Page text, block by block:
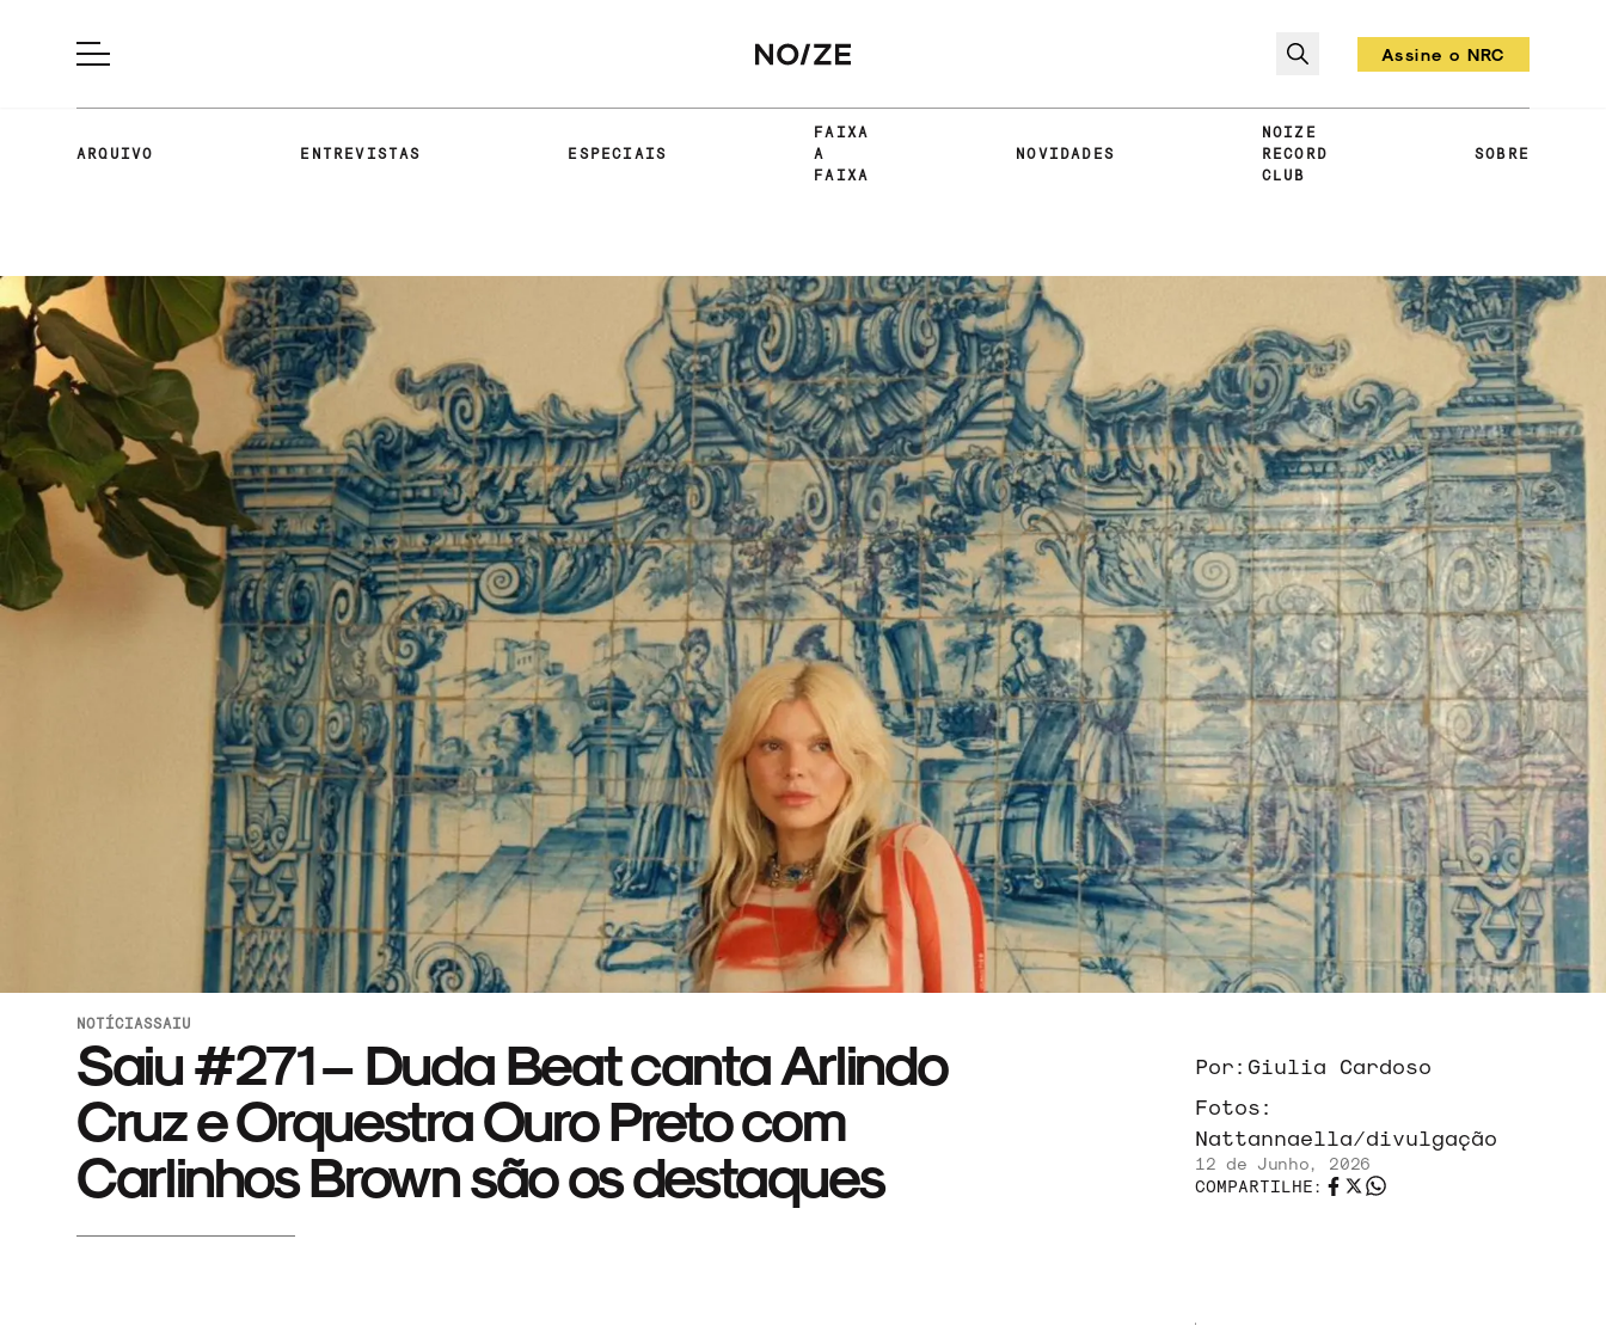
Assine o NRC
ARQUIVO ENTREVISTAS ESPECIAIS
FAIXA
A
FAIXA
NOVIDADES
NOIZE
RECORD
CLUB
SOBRE
NOTÍCIASSAIU
Saiu #271 – Duda Beat canta Arlindo
Cruz e Orquestra Ouro Preto com
Carlinhos Brown são os destaques
Por: Giulia Cardoso
Fotos:
Nattannaella/divulgação
12 de Junho, 2026
COMPARTILHE: